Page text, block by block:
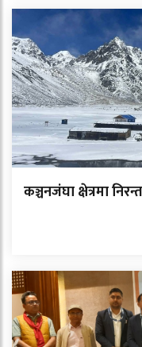
कञ्चनजंघा क्षेत्रमा